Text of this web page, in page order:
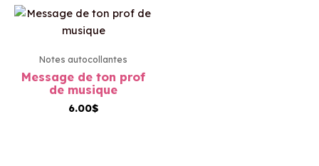
Notes autocollantes
Message de ton prof
de musique
6.00$